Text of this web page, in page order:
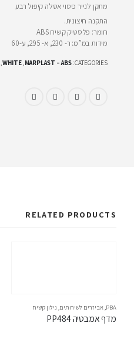
מתקן לנייר כיסוי אסלה קיפול רבע
התקנה חיצונית.
חומר: פלסטיק קשיח ABS
מידות במ”מ: ר- 230, א- 295, ע-60
CATEGORIES:
MARPLAST – ABS
,
WHITE
,
RELATED PRODUCTS
PBA
,אביזרים לשירותים, נילון קשיח
מדף אמבטיה PP484